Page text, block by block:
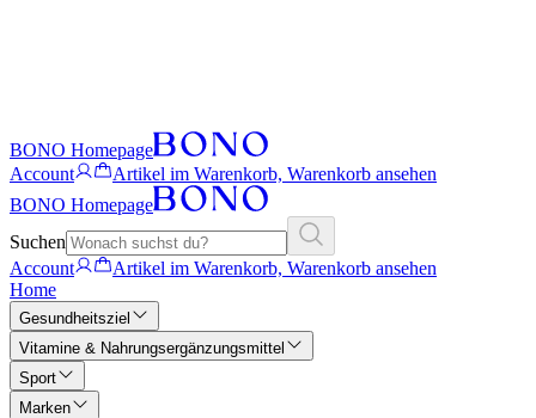
BONO Homepage
Account
Artikel im Warenkorb, Warenkorb ansehen
BONO Homepage
Suchen
Account
Artikel im Warenkorb, Warenkorb ansehen
Home
Gesundheitsziel
Vitamine & Nahrungsergänzungsmittel
Sport
Marken